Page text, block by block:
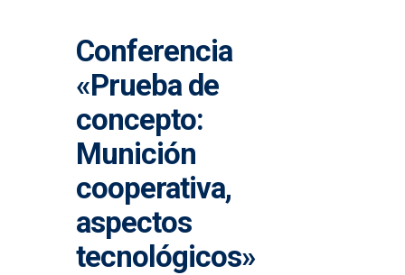
Conferencia
«Prueba de
concepto:
Munición
cooperativa,
aspectos
tecnológicos»